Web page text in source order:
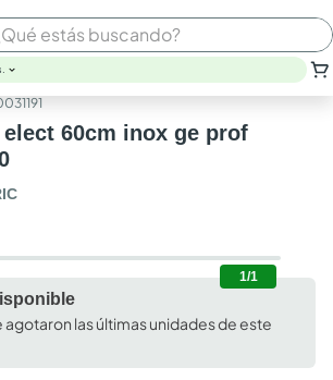
buscando?
60cm inox ge prof
1/1
agotaron las últimas unidades de este